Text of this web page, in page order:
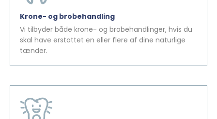
Krone- og brobehandling
Vi tilbyder både krone- og brobehandlinger, hvis du
skal have erstattet en eller flere af dine naturlige
tænder.